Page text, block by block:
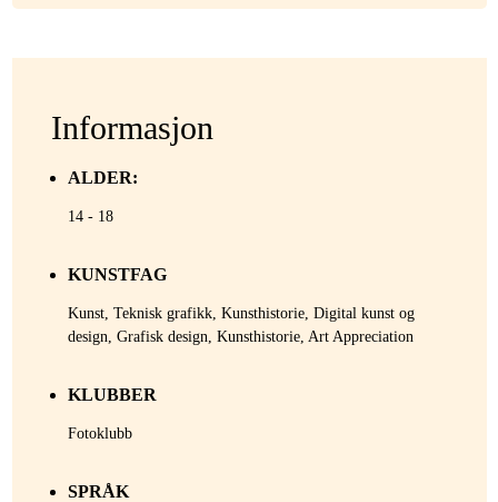
Informasjon
ALDER:
14 - 18
KUNSTFAG
Kunst, Teknisk grafikk, Kunsthistorie, Digital kunst og
design, Grafisk design, Kunsthistorie, Art Appreciation
KLUBBER
Fotoklubb
SPRÅK